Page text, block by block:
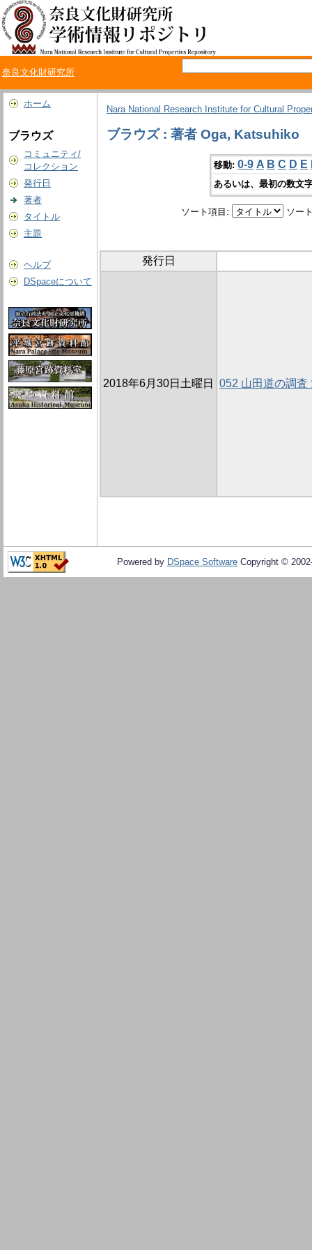
奈良文化財研究所
ホーム
ブラウズ
コミュニティ/
コレクション
発行日
著者
タイトル
主題
ヘルプ
DSpaceについて
Nara National Research Institute for Cultural
ブラウズ : 著者 Oga, Katsuhiko
移動: 0-9 A B C D E
あるいは、最初の数文
ソート項目: ソー
発行日
2018年6月30日土曜日 052 山田道の調査
Powered by DSpace Software Copyright ©